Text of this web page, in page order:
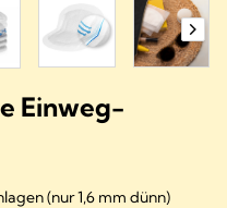
Einweg-
(nur 1,6 mm dünn)